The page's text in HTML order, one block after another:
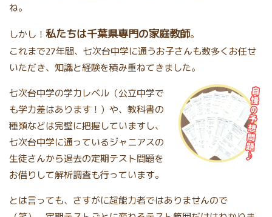
ね。
しかし！ 私たちは千葉県専門の家庭教師。
これまで27年間、七次台中学に通うお子さんも数多くお任せ
いただき、知識と経験を積み重ねてきました。
七次台中学の学力レベル（公立中学で
も学力差はあります！）や、教科書の
種類などは完璧に把握していますし、
七次台中学に通っているジャニアスの
生徒さんから過去の定期テスト問題を
お借りして解析調査も行っています。
とは言っても、さすがに超能力者ではありませんので